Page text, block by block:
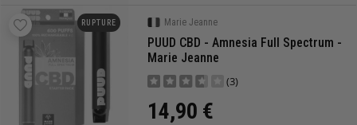
RUPTURE Marie Jeanne
PUUD CBD - Amnesia Full Spectrum -
Marie Jeanne
(3)
14,90 €